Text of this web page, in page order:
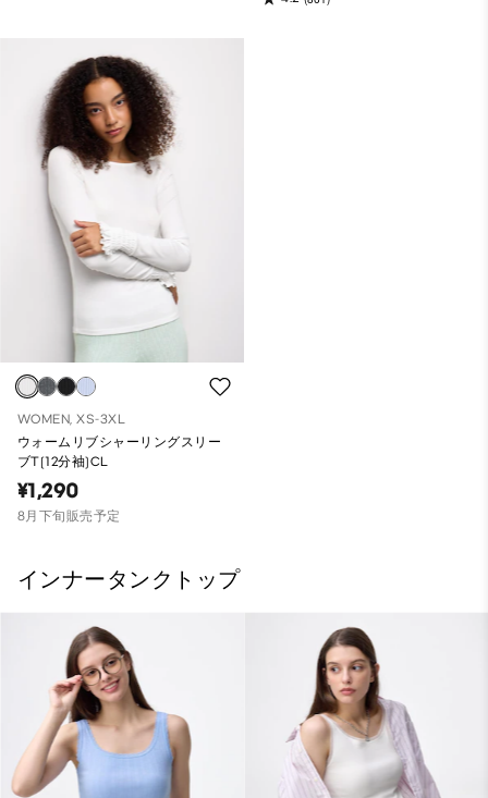
WOMEN, XS-3XL
ウォームリブシャーリングスリー
ブT(12分袖)CL
¥1,290
8月下旬販売予定
インナータンクトップ